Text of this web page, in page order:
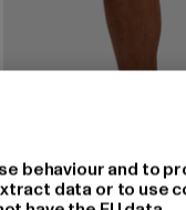
behaviour and to
data or to use